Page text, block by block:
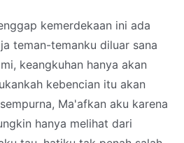
kemerdekaan ini ada
teman-temanku diluar sana
keangkuhan hanya akan
kebencian itu akan
Ma'afkan aku karena
hanya melihat dari